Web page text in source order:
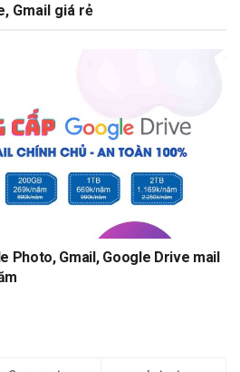
Gmail giá rẻ
Photo, Gmail, Google Drive mail